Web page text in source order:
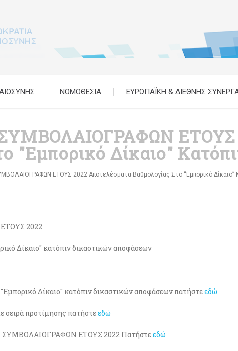
ΝΟΜΟΘΕΣΙΑ ΕΥΡΩΠΑΪΚΗ & ΔΙΕΘΝΗΣ
ΕΤΟΥΣ
"Εμπορικό Δίκαιο"
ΕΤΟΥΣ 2022 Αποτελέσματα Βαθμολογίας Στο “Εμπορικό Δίκαιο”
2022
Δίκαιο" κατόπιν δικαστικών αποφάσεων
Δίκαιο" κατόπιν δικαστικών αποφάσεων πατήστεεδώ
σειρά προτίμησης πατήστεεδώ
ΕΤΟΥΣ 2022 Πατήστεεδώ